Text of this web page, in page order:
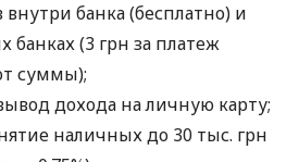
внутри банка (бесплатно) и
банках (3 грн за платеж
суммы);
дохода на личную карту;
наличных до 30 тыс. грн